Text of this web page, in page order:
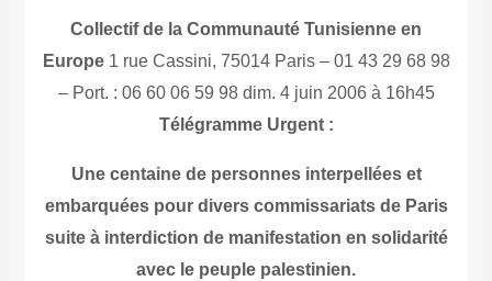
Collectif de la Communauté Tunisienne en
Europe 1 rue Cassini, 75014 Paris – 01 43 29 68 98
– Port. : 06 60 06 59 98 dim. 4 juin 2006 à 16h45
Télégramme Urgent :
Une centaine de personnes interpellées et
embarquées pour divers commissariats de Paris
suite à interdiction de manifestation en solidarité
avec le peuple palestinien.